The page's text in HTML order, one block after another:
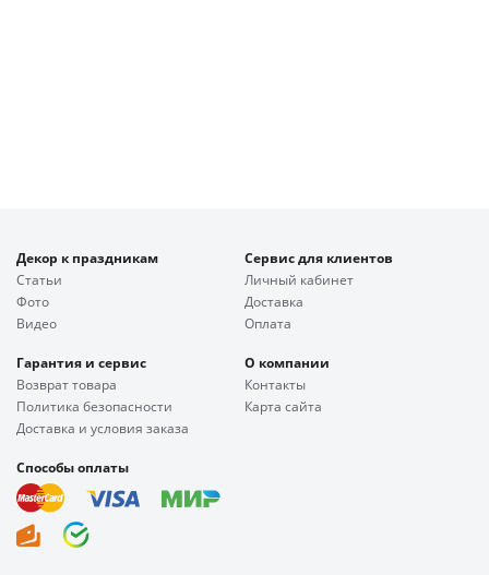
Декор к праздникам
Статьи
Фото
Видео
Сервис для клиентов
Личный кабинет
Доставка
Оплата
Гарантия и сервис
Возврат товара
Политика безопасности
Доставка и условия заказа
О компании
Контакты
Карта сайта
Способы оплаты